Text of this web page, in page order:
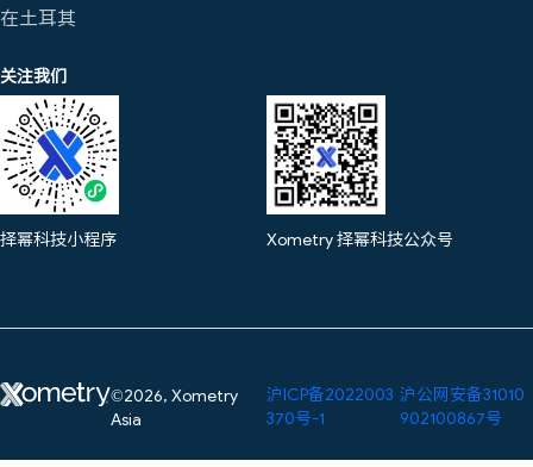
在土耳其
关注我们
择幂科技小程序 Xometry 择幂科技公众号
©2026, Xometry
Asia
沪ICP备2022003
370号-1
沪公网安备31010
902100867号